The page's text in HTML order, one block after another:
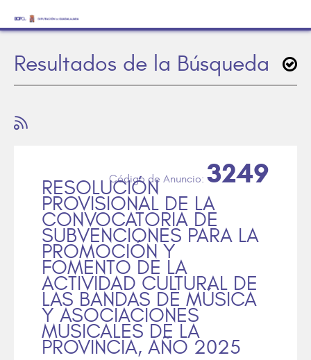
Resultados de la Búsqueda
RESOLUCIÓN
PROVISIONAL DE LA
CONVOCATORIA DE
SUBVENCIONES PARA LA
PROMOCIÓN Y
FOMENTO DE LA
ACTIVIDAD CULTURAL DE
LAS BANDAS DE MÚSICA
Y ASOCIACIONES
MUSICALES DE LA
PROVINCIA, AÑO 2025
3249